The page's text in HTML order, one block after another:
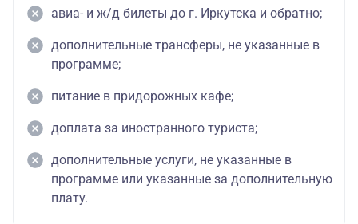
авиа- и ж/д билеты до г. Иркутска и обратно;
дополнительные трансферы, не указанные в
программе;
питание в придорожных кафе;
доплата за иностранного туриста;
дополнительные услуги, не указанные в
программе или указанные за дополнительную
плату.